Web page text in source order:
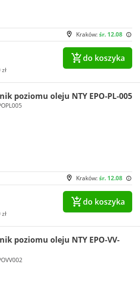
Kraków:śr. 12.08
do koszyka
poziomu oleju NTY EPO-PL-005
Kraków:śr. 12.08
do koszyka
poziomu oleju NTY EPO-VV-